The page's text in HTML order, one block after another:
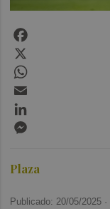
Plaza
Publicado: 20/05/2025 ·